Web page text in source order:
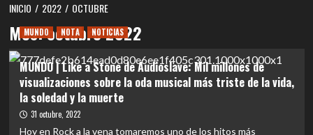
INICIO 2022 OCTUBRE
Mes:octubre 2022
MUNDO NOTA NOTICIAS
MUNDO | Like a Stone de Audioslave: Mil millones de
visualizaciones sobre la oda musical más triste de la vida,
la soledad y la muerte
31 octubre, 2022
Hoy en Rock a la vena tomaremos uno de los hitos más